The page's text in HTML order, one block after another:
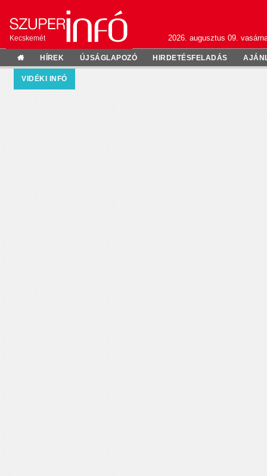
Kecskemét 2026. augusztus 09.
HÍREK ÚJSÁGLAPOZÓ HIRDETÉSFELADÁS
VIDÉKI INFÓ